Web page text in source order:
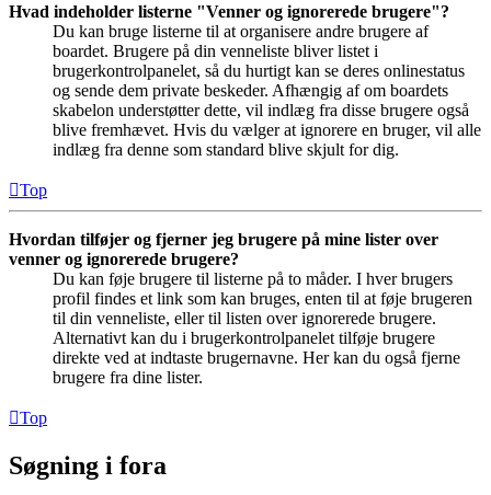
Hvad indeholder listerne "Venner og ignorerede brugere"?
Du kan bruge listerne til at organisere andre brugere af
boardet. Brugere på din venneliste bliver listet i
brugerkontrolpanelet, så du hurtigt kan se deres onlinestatus
og sende dem private beskeder. Afhængig af om boardets
skabelon understøtter dette, vil indlæg fra disse brugere også
blive fremhævet. Hvis du vælger at ignorere en bruger, vil alle
indlæg fra denne som standard blive skjult for dig.
Top
Hvordan tilføjer og fjerner jeg brugere på mine lister over
venner og ignorerede brugere?
Du kan føje brugere til listerne på to måder. I hver brugers
profil findes et link som kan bruges, enten til at føje brugeren
til din venneliste, eller til listen over ignorerede brugere.
Alternativt kan du i brugerkontrolpanelet tilføje brugere
direkte ved at indtaste brugernavne. Her kan du også fjerne
brugere fra dine lister.
Top
Søgning i fora